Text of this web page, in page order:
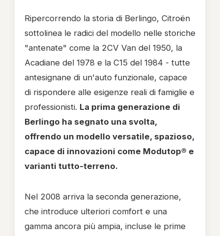
Ripercorrendo la storia di Berlingo, Citroën
sottolinea le radici del modello nelle storiche
"antenate" come la 2CV Van del 1950, la
Acadiane del 1978 e la C15 del 1984 - tutte
antesignane di un'auto funzionale, capace
di rispondere alle esigenze reali di famiglie e
professionisti. La prima generazione di
Berlingo ha segnato una svolta,
offrendo un modello versatile, spazioso,
capace di innovazioni come Modutop® e
varianti tutto-terreno.
Nel 2008 arriva la seconda generazione,
che introduce ulteriori comfort e una
gamma ancora più ampia, incluse le prime